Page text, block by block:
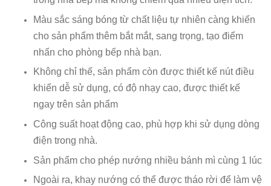
Màu sắc sáng bóng từ chất liệu tự nhiên càng khiến
cho sản phẩm thêm bắt mắt, sang trọng, tạo điểm
nhấn cho phòng bếp nhà bạn.
Không chỉ thế, sản phẩm còn được thiết kế nút điều
khiển dễ sử dụng, có độ nhạy cao, được thiết kế
ngay trên sản phẩm
Công suất hoạt động cao, phù hợp khi sử dụng dòng
điện trong nhà.
Sản phẩm cho phép nướng nhiều bánh mì cùng 1 lúc
Ngoài ra, khay nướng có thể được tháo rời để làm vệ